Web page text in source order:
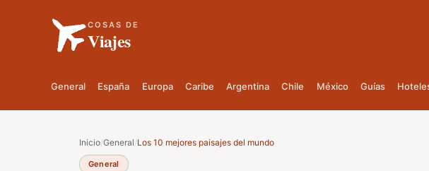
COSAS DE
Viajes
General España Europa Caribe Argentina Chile México Guías
Inicio/General/Los 10 mejores paisajes del mundo
General